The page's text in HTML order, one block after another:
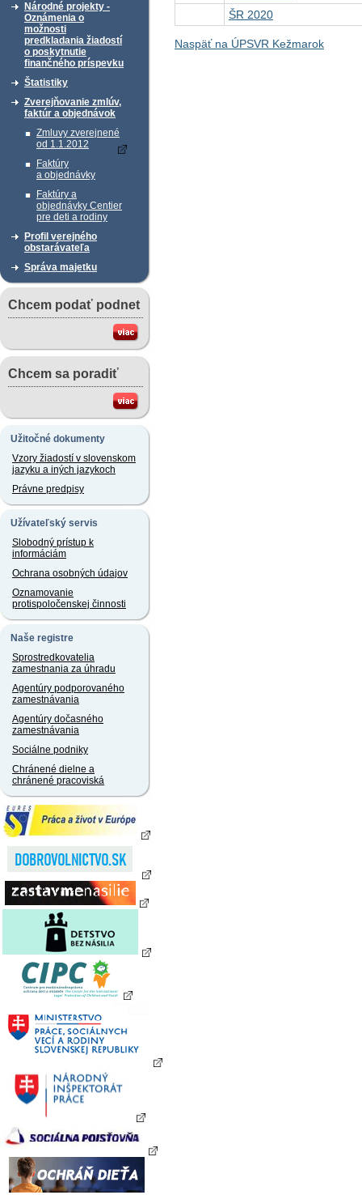
Národné projekty -
Oznámenia o
možnosti
predkladania žiadostí
o poskytnutie
finančného príspevku
Štatistiky
Zverejňovanie zmlúv,
faktúr a objednávok
Zmluvy zverejnené
od 1.1.2012
Faktúry
a objednávky
Faktúry a
objednávky Centier
pre deti a rodiny
Profil verejného
obstarávateľa
Správa majetku
Chcem podať podnet
Chcem sa poradiť
Užitočné dokumenty
Vzory žiadostí v slovenskom
jazyku a iných jazykoch
Právne predpisy
Užívateľský servis
Slobodný prístup k
informáciám
Ochrana osobných údajov
Oznamovanie
protispoločenskej činnosti
Naše registre
Sprostredkovatelia
zamestnania za úhradu
Agentúry podporovaného
zamestnávania
Agentúry dočasného
zamestnávania
Sociálne podniky
Chránené dielne a
chránené pracoviská
ŠR 2020
Naspäť na ÚPSVR Kežmarok